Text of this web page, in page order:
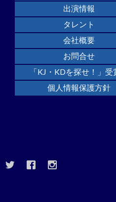
出演情報
タレント
会社概要
お問合せ
「KJ・KDを探せ！」受
個人情報保護方針